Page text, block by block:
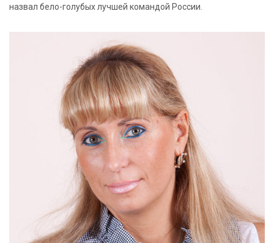
назвал бело-голубых лучшей командой России.